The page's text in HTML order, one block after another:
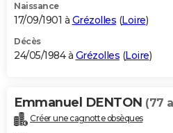
Naissance
17/09/1901 à Grézolles (Loire)
Décès
24/05/1984 à Grézolles (Loire)
Emmanuel DENTON (77
Créer une cagnotte obsèques